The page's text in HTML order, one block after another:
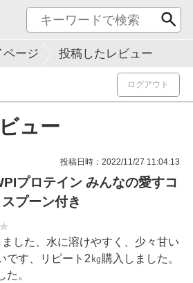
ページ 投稿したレビュー
ログアウト
ュー
投稿日時：2022/11/27 11:04:13
プロテイン みんなの愛すコ
プーン付き
した、水に溶けやすく、少々甘い
です、リピート2㎏購入しました。
た。